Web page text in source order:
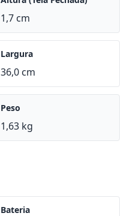
1,7 cm
Largura
36,0 cm
Peso
1,63 kg
Bateria